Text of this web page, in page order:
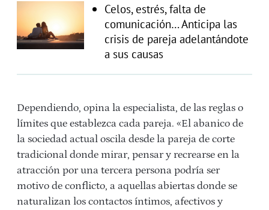
Celos, estrés, falta de
comunicación… Anticipa las
crisis de pareja adelantándote
a sus causas
Dependiendo, opina la especialista, de las reglas o
límites que establezca cada pareja. «El abanico de
la sociedad actual oscila desde la pareja de corte
tradicional donde mirar, pensar y recrearse en la
atracción por una tercera persona podría ser
motivo de conflicto, a aquellas abiertas donde se
naturalizan los contactos íntimos, afectivos y